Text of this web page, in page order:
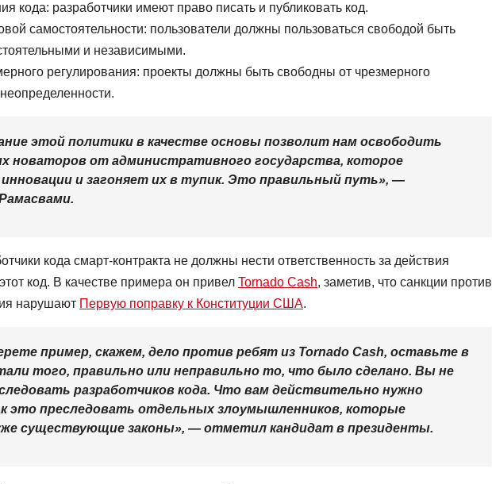
кода: разработчики имеют право писать и публиковать код.
самостоятельности: пользователи должны пользоваться свободой быть
и независимыми.
регулирования: проекты должны быть свободны от чрезмерного
этой политики в качестве основы позволит нам освободить
новаторов от административного государства, которое
и загоняет их в тупик. Это правильный путь», —
кода смарт-контракта не должны нести ответственность за действия
код. В качестве примера он привел Tornado Cash, заметив, что санкции против
нарушают Первую поправку к Конституции США.
пример, скажем, дело против ребят из Tornado Cash, оставьте в
того, правильно или неправильно то, что было сделано. Вы не
разработчиков кода. Что вам действительно нужно
это преследовать отдельных злоумышленников, которые
существующие законы», — отметил кандидат в президенты.